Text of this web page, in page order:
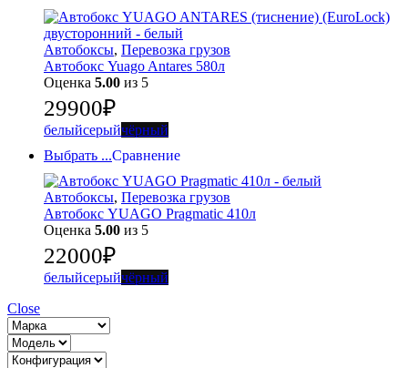
Автобоксы, Перевозка грузов
Автобокс Yuago Antares 580л
Оценка 5.00 из 5
29900₽
белыйсерыйчёрный
Выбрать ...Сравнение
Автобоксы, Перевозка грузов
Автобокс YUAGO Pragmatic 410л
Оценка 5.00 из 5
22000₽
белыйсерыйчёрный
Close